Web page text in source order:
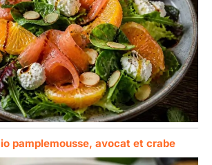
pamplemousse, avocat et crabe